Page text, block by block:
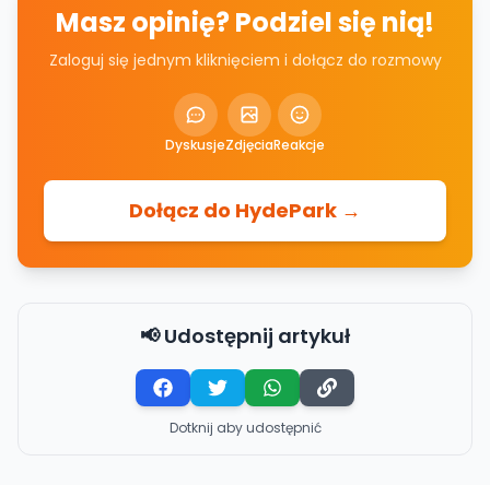
Masz opinię? Podziel się nią!
Zaloguj się jednym kliknięciem i dołącz do rozmowy
DyskusjeZdjęciaReakcje
Dołącz do HydePark →
📢 Udostępnij artykuł
Dotknij aby udostępnić